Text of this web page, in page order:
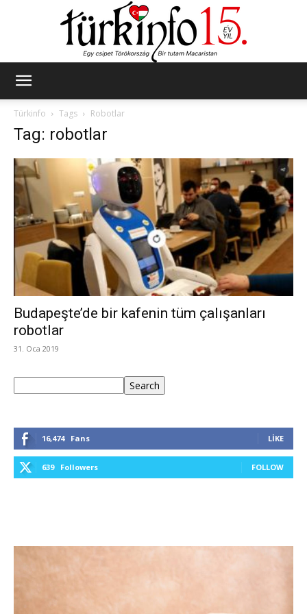
Türkinfo
Tags Robotlar
Tag: robotlar
Budapeşte’de bir kafenin tüm çalışanları
robotlar
31. Oca 2019
Search
16,474 Fans LIKE
639 Followers FOLLOW